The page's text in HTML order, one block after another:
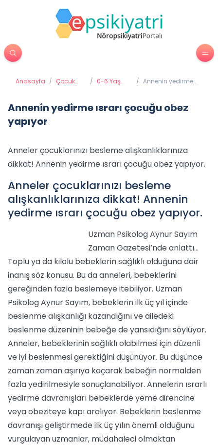
Anasayfa / Çocuk
/ 0-6 Yaş
/ Annenin yedirme
Annenin yedirme ısrarı çocuğu obez
yapıyor
Anneler çocuklarınızı besleme alışkanlıklarınıza
dikkat! Annenin yedirme ısrarı çocuğu obez yapıyor.
Anneler çocuklarınızı besleme
alışkanlıklarınıza dikkat! Annenin
yedirme ısrarı çocuğu obez yapıyor.
Uzman Psikolog Aynur Sayım
Zaman Gazetesi’nde anlattı…
Toplu ya da kilolu bebeklerin sağlıklı olduğuna dair
inanış söz konusu. Bu da anneleri, bebeklerini
gereğinden fazla beslemeye itebiliyor. Uzman
Psikolog Aynur Sayım, bebeklerin ilk üç yıl içinde
beslenme alışkanlığı kazandığını ve ailedeki
beslenme düzeninin bebeğe de yansıdığını söylüyor.
Anneler, bebeklerinin sağlıklı olabilmesi için düzenli
ve iyi beslenmesi gerektiğini düşünüyor. Bu düşünce
zaman zaman aşırıya kaçarak bebeğin normalden
fazla yedirilmesiyle sonuçlanabiliyor. Annelerin ısrarlı
yedirme davranışları bebeklerde yeme direncine
veya obeziteye kapı aralıyor. Bebeklerin beslenme
davranışı geliştirmede ilk üç yılın önemli olduğunu
vurgulayan uzmanlar, müdahaleci olmaktan